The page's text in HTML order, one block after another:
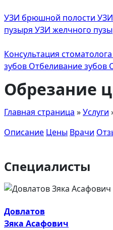
УЗИ брюшной полости
пузыря УЗИ желчного
Консультация стоматолога
зубов Отбеливание зубов
Обрезание
Главная страница »Услуги
Описание Цены Врачи
Специалисты
Довлатов
Зяка Асафович